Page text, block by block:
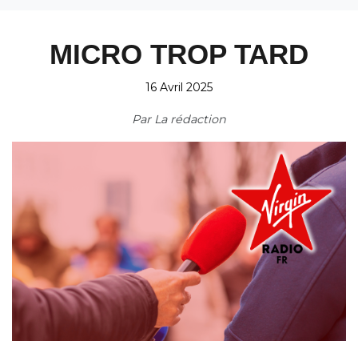
MICRO TROP TARD
16 Avril 2025
Par La rédaction